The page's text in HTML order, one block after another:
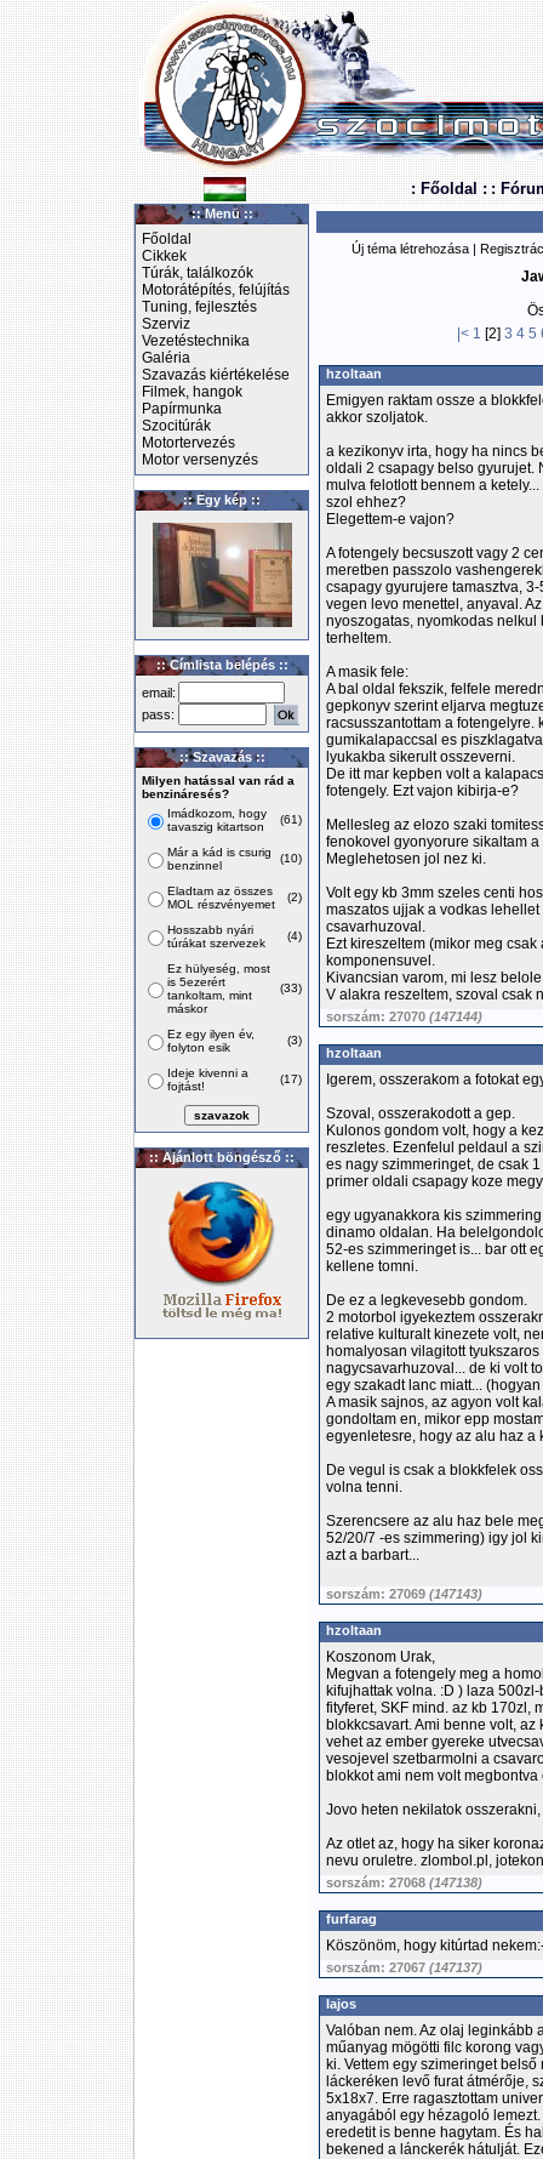
: Főoldal : :
:: Menü ::
Főoldal
Cikkek
Túrák, találkozók
Motorátépítés, felújítás
Tuning, fejlesztés
Szerviz
Vezetéstechnika
Galéria
Szavazás kiértékelése
Filmek, hangok
Papírmunka
Szocitúrák
Motortervezés
Motor versenyzés
:: Egy kép ::
:: Címlista belépés ::
email:
pass:
:: Szavazás ::
Milyen hatással van rád a
benzináresés?
Imádkozom, hogy
tavaszig kitartson
(61)
Már a kád is csurig
benzinnel
(10)
Eladtam az összes
MOL részvényemet
(2)
Hosszabb nyári
túrákat szervezek
(4)
Ez hülyeség, most
is 5ezerért
tankoltam, mint
máskor
(33)
Ez egy ilyen év,
folyton esik
(3)
Ideje kivenni a
fojtást!
(17)
:: Ajánlott böngésző ::
Új téma létrehozása |
|< 1 [2] 3 4 5
hzoltaan
Emigyen raktam ossze a
akkor szoljatok.
a kezikonyv irta, hogy ha nincs
oldali 2 csapagy belso gyurujet.
mulva felotlott bennem a
szol ehhez?
Elegettem-e vajon?
A fotengely becsuszott vagy 2
meretben passzolo
csapagy gyurujere tamasztva,
vegen levo menettel, anyaval.
nyoszogatas, nyomkodas
terheltem.
A masik fele:
A bal oldal fekszik, felfele
gepkonyv szerint eljarva
racsusszantottam a fotengelyre.
gumikalapaccsal es
lyukakba sikerult osszeverni.
De itt mar kepben volt a
fotengely. Ezt vajon kibirja-e?
Mellesleg az elozo szaki
fenokovel gyonyorure sikaltam
Meglehetosen jol nez ki.
Volt egy kb 3mm szeles centi
maszatos ujjak a vodkas
csavarhuzoval.
Ezt kireszeltem (mikor meg
komponensuvel.
Kivancsian varom, mi lesz
V alakra reszeltem, szoval csak
sorszám: 27070 (147144)
hzoltaan
Igerem, osszerakom a fotokat
Szoval, osszerakodott a gep.
Kulonos gondom volt, hogy a
reszletes. Ezenfelul peldaul a
es nagy szimmeringet, de csak
primer oldali csapagy koze
egy ugyanakkora kis
dinamo oldalan. Ha
52-es szimmeringet is... bar ott
kellene tomni.
De ez a legkevesebb gondom.
2 motorbol igyekeztem
relative kulturalt kinezete volt,
homalyosan vilagitott
nagycsavarhuzoval... de ki volt
egy szakadt lanc miatt...
A masik sajnos, az agyon volt
gondoltam en, mikor epp
egyenletesre, hogy az alu haz
De vegul is csak a blokkfelek
volna tenni.
Szerencsere az alu haz bele
52/20/7 -es szimmering) igy jol
azt a barbart...
sorszám: 27069 (147143)
hzoltaan
Koszonom Urak,
Megvan a fotengely meg a
kifujhattak volna. :D ) laza
fityferet, SKF mind. az kb 170zl,
blokkcsavart. Ami benne volt,
vehet az ember gyereke
vesojevel szetbarmolni a
blokkot ami nem volt megbontva
Jovo heten nekilatok
Az otlet az, hogy ha siker
nevu oruletre. zlombol.pl,
sorszám: 27068 (147138)
furfarag
Köszönöm, hogy kitúrtad
sorszám: 27067 (147137)
lajos
Valóban nem. Az olaj leginkább
műanyag mögötti filc korong
ki. Vettem egy szimeringet
láckeréken levő furat átmérője,
5x18x7. Erre ragasztottam
anyagából egy hézagoló
eredetit is benne hagytam. És
bekened a lánckerék hátulját.